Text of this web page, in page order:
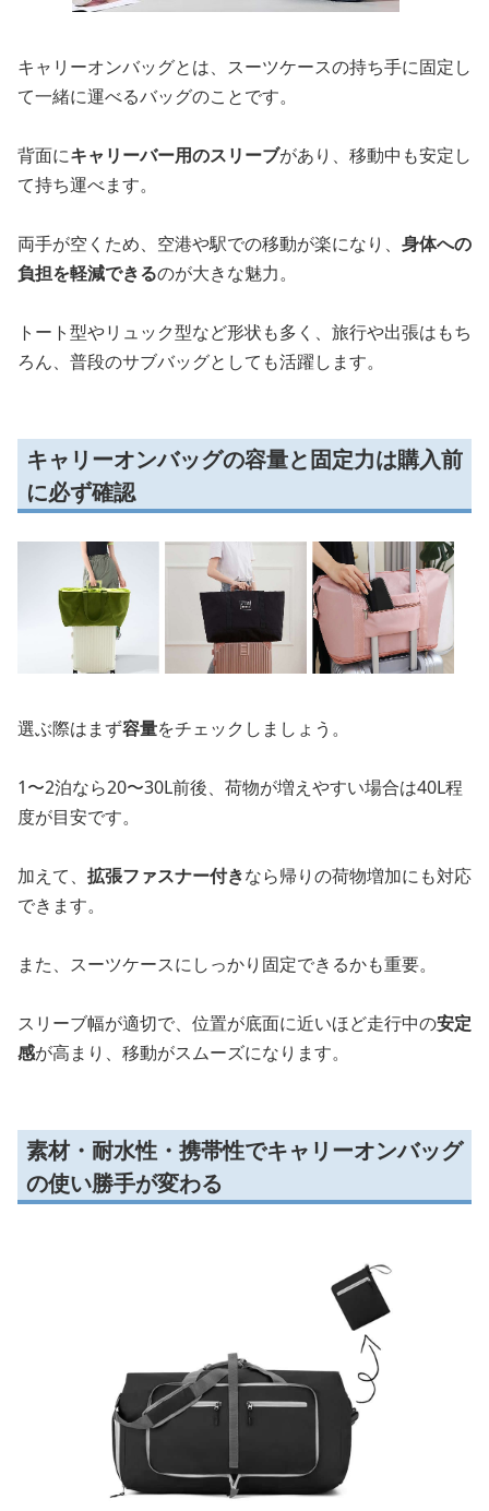
キャリーオンバッグとは、スーツケースの持ち手に固定し
て一緒に運べるバッグのことです。
背面にキャリーバー用のスリーブがあり、移動中も安定し
て持ち運べます。
両手が空くため、空港や駅での移動が楽になり、 身体への
負担を軽減できるのが大きな魅力。
トート型やリュック型など形状も多く、旅行や出張はもち
ろん、普段のサブバッグとしても活躍します。
キャリーオンバッグの容量と固定力は購入前
に必ず確認
選ぶ際はまず容量をチェックしましょう。
1〜2泊なら20〜30L前後、荷物が増えやすい場合は40L程
度が目安です。
加えて、 拡張ファスナー付きなら帰りの荷物増加にも対応
できます。
また、スーツケースにしっかり固定できるかも重要。
スリーブ幅が適切で、位置が底面に近いほど走行中の安定
感が高まり、移動がスムーズになります。
素材・耐水性・携帯性でキャリーオンバッグ
の使い勝手が変わる